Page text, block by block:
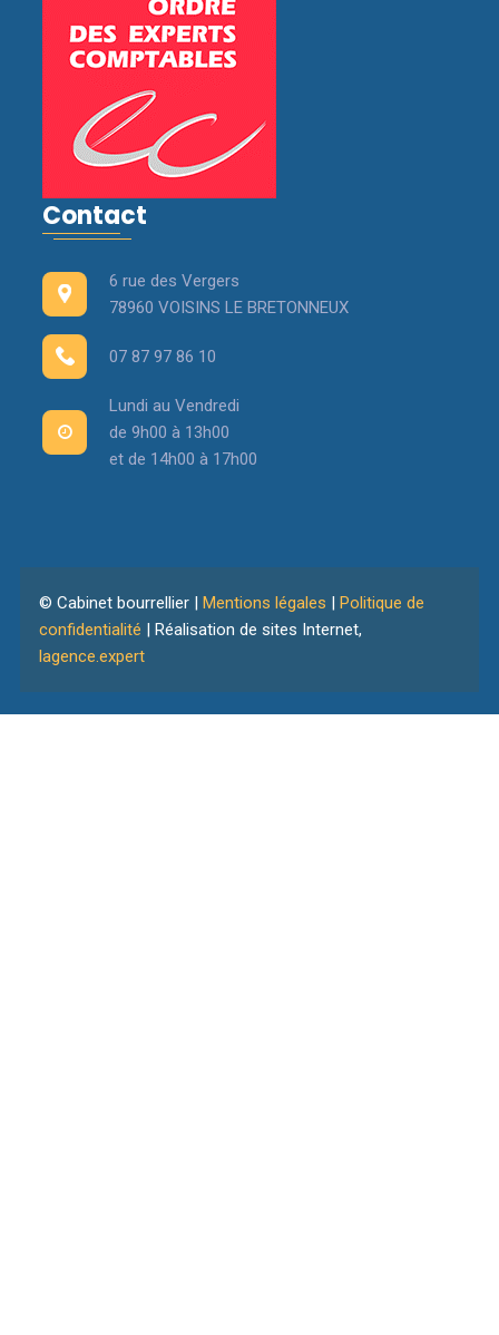
Contact
6 rue des Vergers
78960 VOISINS LE BRETONNEUX
07 87 97 86 10
Lundi au Vendredi
de 9h00 à 13h00
et de 14h00 à 17h00
© Cabinet bourrellier | Mentions légales | Politique de
confidentialité | Réalisation de sites Internet,
lagence.expert